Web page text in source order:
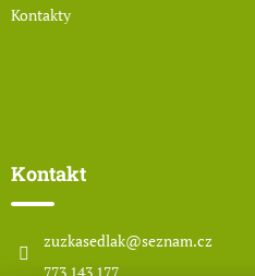
Kontakty
Kontakt
zuzkasedlak@seznam.cz